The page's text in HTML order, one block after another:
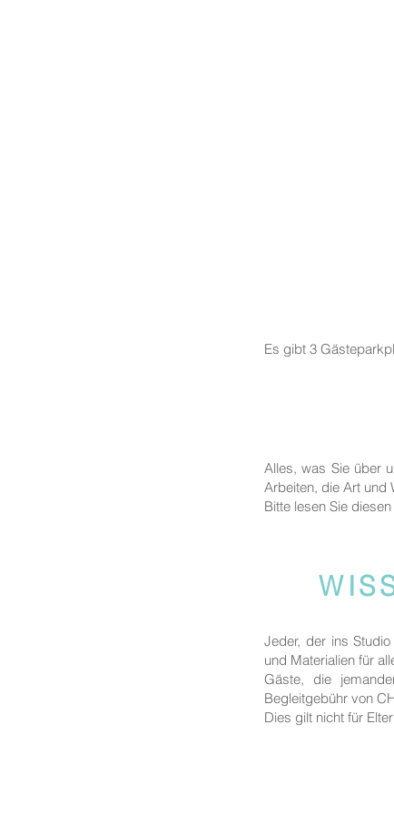
Es gibt 3
Alles, was Sie über
Arbeiten, die Art und
Bitte lesen Sie
Jeder, der ins
und Materialien für
Gäste, die
Begleitgebühr von
Dies gilt nicht für